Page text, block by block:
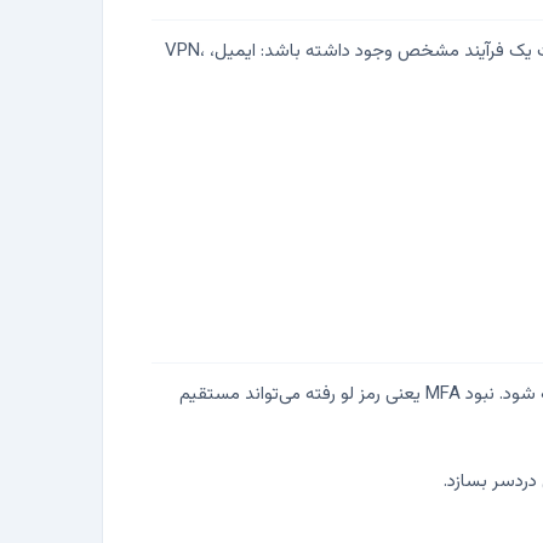
وقتی همکاری از سازمان جدا می‌شود یا سمتش عوض می‌شود، غیرفعال کردن دسترسی نباید به حافظه افراد وابسته باشد. بهتر است یک فرآیند مشخص وجود داشته باشد: ایمیل، VPN،
استفاده از MFA برای ایمیل، VPN، پنل‌های مدیریتی، سرویس‌های ابری و هر چیزی که از اینترنت قابل دسترس است باید جدی گرفته شود. نبود MFA یعنی رمز لو رفته می‌تواند مستقیم